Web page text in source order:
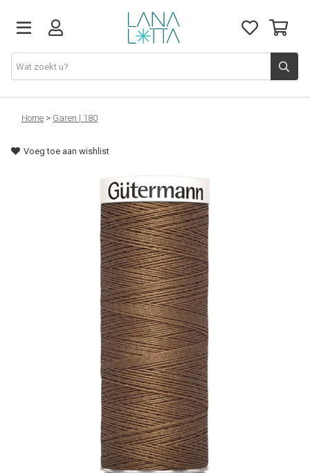
Stoffen
Fournituren
Home > Garen | 180
Voeg toe aan wishlist